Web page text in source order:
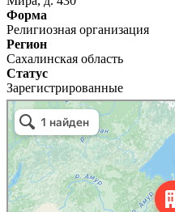
Форма
Религиозная организация
Регион
Сахалинская область
Статус
Зарегистрированные